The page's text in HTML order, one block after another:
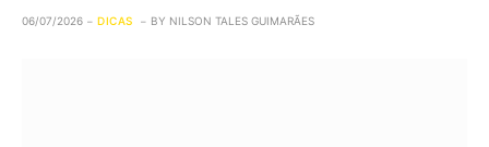
06/07/2026 DICAS BY NILSON TALES GUIMARÃES